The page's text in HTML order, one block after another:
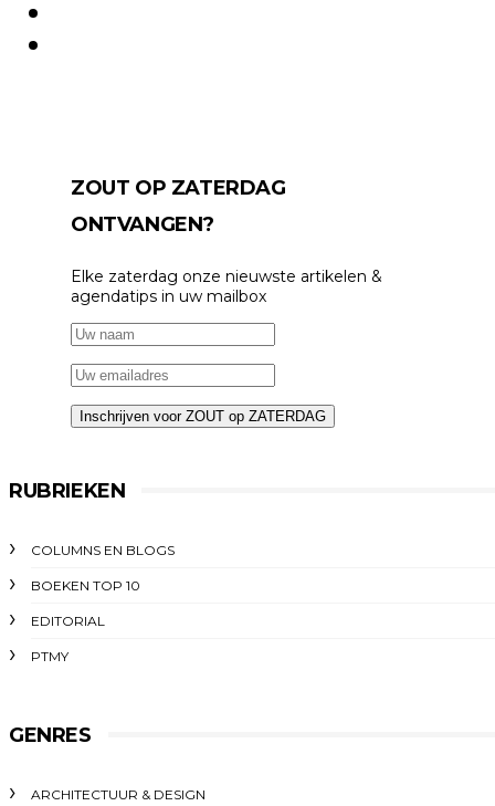
ZOUT OP ZATERDAG
ONTVANGEN?
Elke zaterdag onze nieuwste artikelen &
agendatips in uw mailbox
RUBRIEKEN
COLUMNS EN BLOGS
BOEKEN TOP 10
EDITORIAL
PTMY
GENRES
ARCHITECTUUR & DESIGN